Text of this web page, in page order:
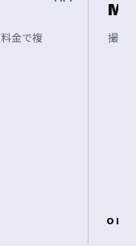
金で複
撮影